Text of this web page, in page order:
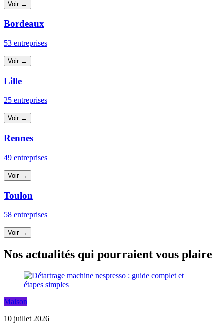
Voir →
Bordeaux
53 entreprises
Voir →
Lille
25 entreprises
Voir →
Rennes
49 entreprises
Voir →
Toulon
58 entreprises
Voir →
Nos actualités qui pourraient vous plaire
Maison
10 juillet 2026